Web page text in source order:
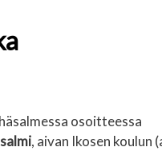
osoitteessa
, aivan Ikosen koulun